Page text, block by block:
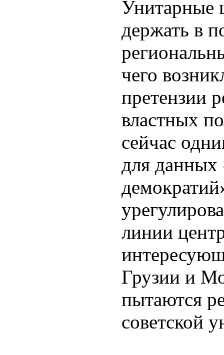
Унитарные
держать в
чего
претензии
властных
сейчас
для
линии
Грузии и
пытаются
советской